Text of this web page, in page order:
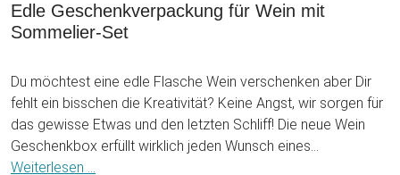
Edle Geschenkverpackung für Wein mit
Sommelier-Set
Du möchtest eine edle Flasche Wein verschenken aber Dir
fehlt ein bisschen die Kreativität? Keine Angst, wir sorgen für
das gewisse Etwas und den letzten Schliff! Die neue Wein
Geschenkbox erfüllt wirklich jeden Wunsch eines
Weinliebhabers. Grund dafür ist vor allem das hochwertige
Weiterlesen ...